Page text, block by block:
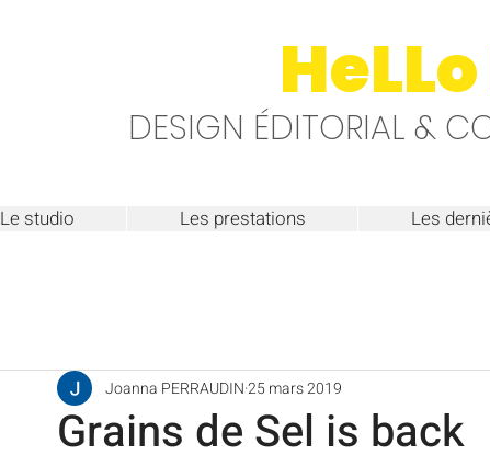
DESIGN ÉDITORIAL &
Le studio Les prestations Les
Grains de Sel is back
Joanna PERRAUDIN25 mars 2019